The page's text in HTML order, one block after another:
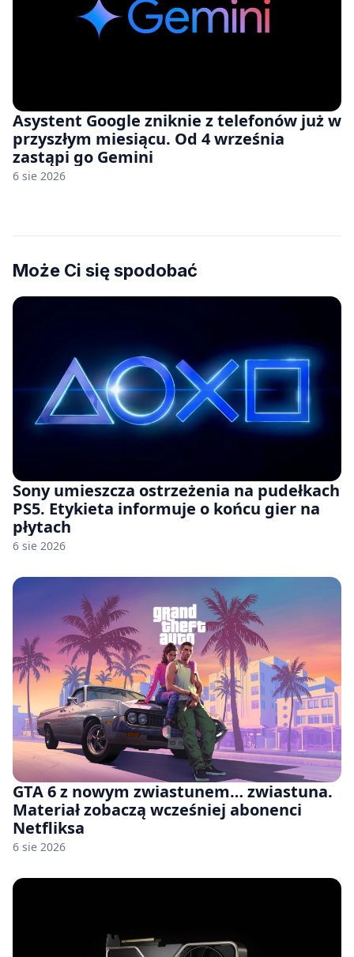
Asystent Google zniknie z telefonów już w
przyszłym miesiącu. Od 4 września
zastąpi go Gemini
6 sie 2026
Może Ci się spodobać
Sony umieszcza ostrzeżenia na pudełkach
PS5. Etykieta informuje o końcu gier na
płytach
6 sie 2026
GTA 6 z nowym zwiastunem… zwiastuna.
Materiał zobaczą wcześniej abonenci
Netfliksa
6 sie 2026